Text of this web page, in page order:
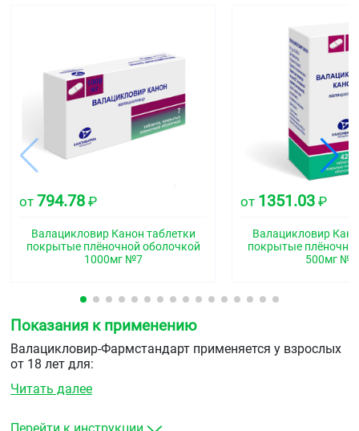
от 794.78 ₽
Валацикловир Канон таблетки
покрытые плёночной оболочкой
1000мг №7
от 1351.03 ₽
Валацикловир
покрытые
500мг
Показания к применению
Валацикловир-Фармстандарт применяется у взрослых
от 18 лет для:
лечения опоясывающего герпеса (Herpes zoster);
герпеса.
Читать далее